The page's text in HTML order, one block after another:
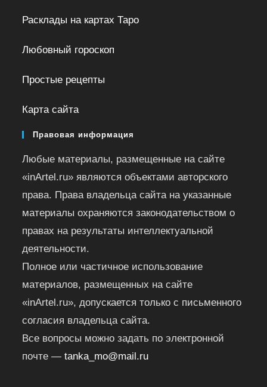
Расклады на картах Таро
Любовный гороскоп
Простые рецепты
Карта сайта
Правовая информация
Любые материалы, размещенные на сайте
«inArtel.ru» являются объектами авторского
права. Права владельца сайта на указанные
материалы охраняются законодательством о
правах на результаты интеллектуальной
деятельности.
Полное или частичное использование
материалов, размещенных на сайте
«inArtel.ru», допускается только с письменного
согласия владельца сайта.
Все вопросы можно задать по электронной
почте —tanka_mo@mail.ru